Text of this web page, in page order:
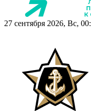
27 сентября 2026, Вс,